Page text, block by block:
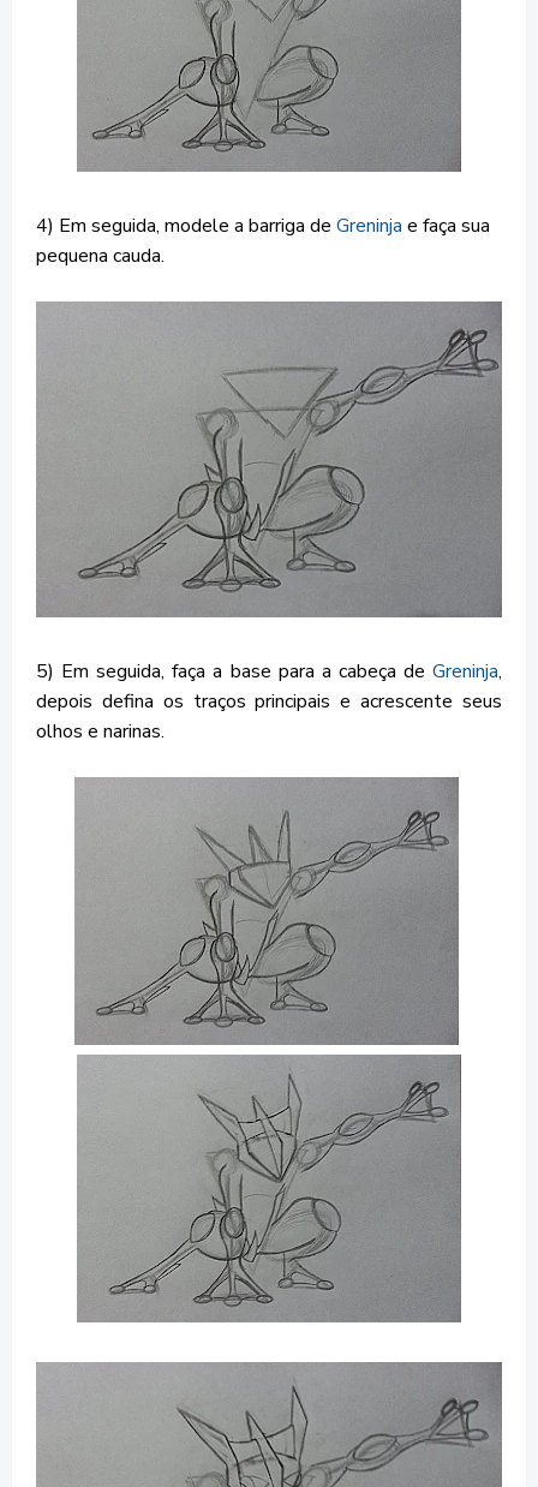
4) Em seguida, modele a barriga de Greninja e faça sua
pequena cauda.
5) Em seguida, faça a base para a cabeça de Greninja,
depois defina os traços principais e acrescente seus
olhos e narinas.